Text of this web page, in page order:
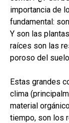
importancia de
fundamental:
Y son las
raíces son las
poroso del
Estas grandes
clima
material
tiempo, son los